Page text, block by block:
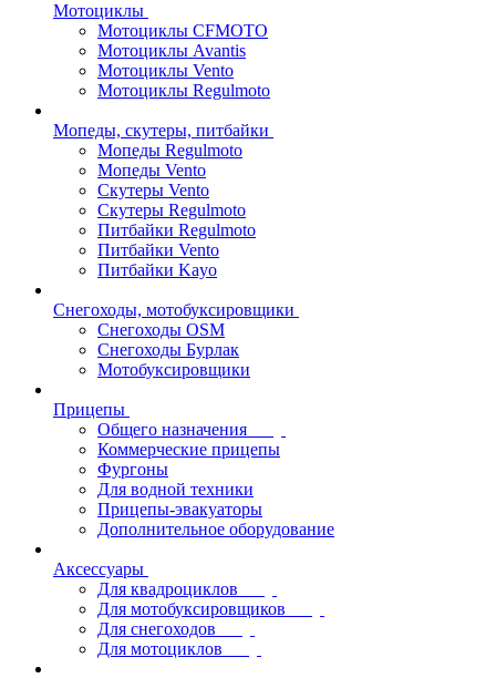
Мотоциклы
Мотоциклы CFMOTO
Мотоциклы Avantis
Мотоциклы Vento
Мотоциклы Regulmoto
Мопеды, скутеры, питбайки
Мопеды Regulmoto
Мопеды Vento
Скутеры Vento
Скутеры Regulmoto
Питбайки Regulmoto
Питбайки Vento
Питбайки Kayo
Снегоходы, мотобуксировщики
Снегоходы OSM
Снегоходы Бурлак
Мотобуксировщики
Прицепы
Общего назначения
Коммерческие прицепы
Фургоны
Для водной техники
Прицепы-эвакуаторы
Дополнительное оборудование
Аксессуары
Для квадроциклов
Для мотобуксировщиков
Для снегоходов
Для мотоциклов